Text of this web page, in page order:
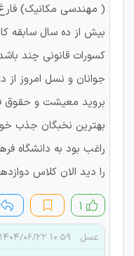
( مهندسی مکانیک)
بیش از ده سال سابقه
جوانان و نسل امروز از
بروید معیشت و حقوق
بهترین نخبگان جذب
راغب بود به دانشگاه
را دید الان کلاس
۱
عسل ۱۰:۵۹ ۱۴۰۴/۰۶/۲۲